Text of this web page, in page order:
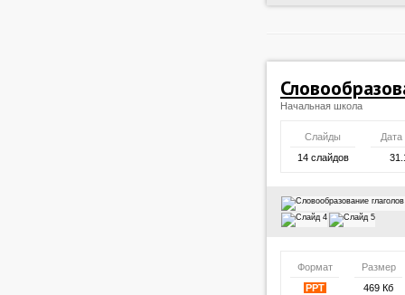
Начальная школа
Слайды
Дата
14 слайдов
Формат
Размер
PPT
469 Кб